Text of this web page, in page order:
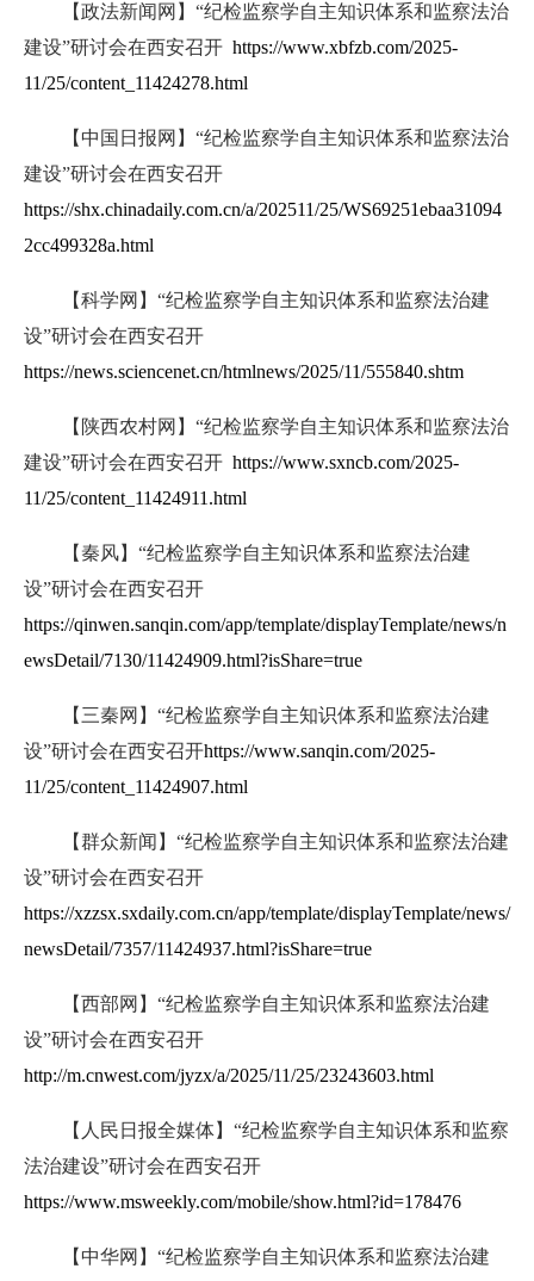
【政法新闻网】 “纪检监察学自主知识体系和监察法治
建设”研讨会在西安召开 https://www.xbfzb.com/2025-
11/25/content_11424278.html
【中国日报网】“纪检监察学自主知识体系和监察法治
建设”研讨会在西安召开
https://shx.chinadaily.com.cn/a/202511/25/WS69251ebaa31094
2cc499328a.html
【科学网】“纪检监察学自主知识体系和监察法治建
设”研讨会在西安召开
https://news.sciencenet.cn/htmlnews/2025/11/555840.shtm
【陕西农村网】“纪检监察学自主知识体系和监察法治
建设”研讨会在西安召开 https://www.sxncb.com/2025-
11/25/content_11424911.html
【秦风】“纪检监察学自主知识体系和监察法治建
设”研讨会在西安召开
https://qinwen.sanqin.com/app/template/displayTemplate/news/n
ewsDetail/7130/11424909.html?isShare=true
【三秦网】“纪检监察学自主知识体系和监察法治建
设”研讨会在西安召开https://www.sanqin.com/2025-
11/25/content_11424907.html
【群众新闻】“纪检监察学自主知识体系和监察法治建
设”研讨会在西安召开
https://xzzsx.sxdaily.com.cn/app/template/displayTemplate/news/
newsDetail/7357/11424937.html?isShare=true
【西部网】“纪检监察学自主知识体系和监察法治建
设”研讨会在西安召开
http://m.cnwest.com/jyzx/a/2025/11/25/23243603.html
【人民日报全媒体】“纪检监察学自主知识体系和监察
法治建设”研讨会在西安召开
https://www.msweekly.com/mobile/show.html?id=178476
【中华网】“纪检监察学自主知识体系和监察法治建